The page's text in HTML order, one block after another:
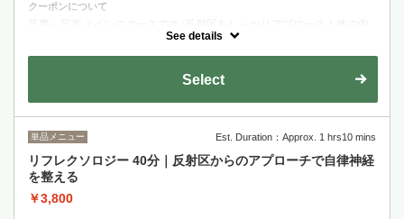
クーポンについて
足裏～足首メインのコースです♪反射区をしっかりアプローチ！体の内
側からポカポカです♪※オイルを使用します。
See details
Select
単品メニュー Est. Duration：Approx. 1 hrs10 mins
リフレクソロジー 40分｜反射区からのアプローチで自律神経
を整える
￥3,800